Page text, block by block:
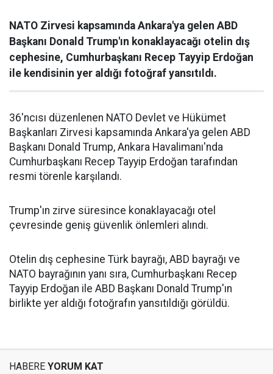
NATO Zirvesi kapsamında Ankara'ya gelen ABD
Başkanı Donald Trump'ın konaklayacağı otelin dış
cephesine, Cumhurbaşkanı Recep Tayyip Erdoğan
ile kendisinin yer aldığı fotoğraf yansıtıldı.
36'ncısı düzenlenen NATO Devlet ve Hükümet
Başkanları Zirvesi kapsamında Ankara'ya gelen ABD
Başkanı Donald Trump, Ankara Havalimanı'nda
Cumhurbaşkanı Recep Tayyip Erdoğan tarafından
resmi törenle karşılandı.
Trump'ın zirve süresince konaklayacağı otel
çevresinde geniş güvenlik önlemleri alındı.
Otelin dış cephesine Türk bayrağı, ABD bayrağı ve
NATO bayrağının yanı sıra, Cumhurbaşkanı Recep
Tayyip Erdoğan ile ABD Başkanı Donald Trump'ın
birlikte yer aldığı fotoğrafın yansıtıldığı görüldü.
HABERE YORUM KAT